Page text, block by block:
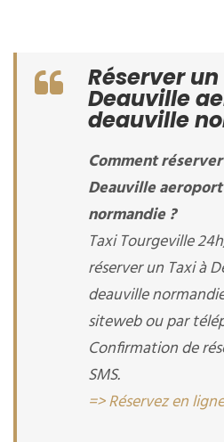
Réserver
Deauville
deauville
Comment
Deauville
normandie ?
Taxi Tourgeville
réserver un Taxi à
deauville
siteweb ou par
Confirmation de
SMS.
=> Réservez en